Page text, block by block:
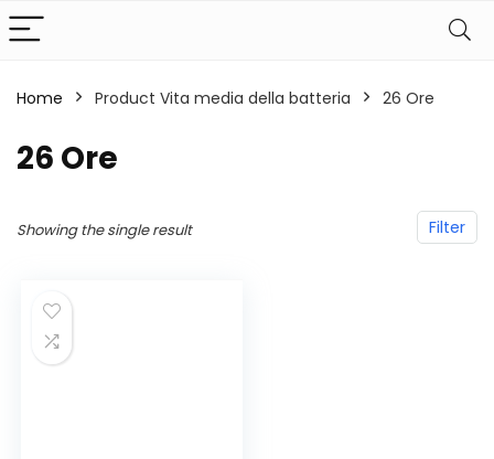
Home Product Vita media della batteria ‎26 Ore
‎26 Ore
Filter
Showing the single result